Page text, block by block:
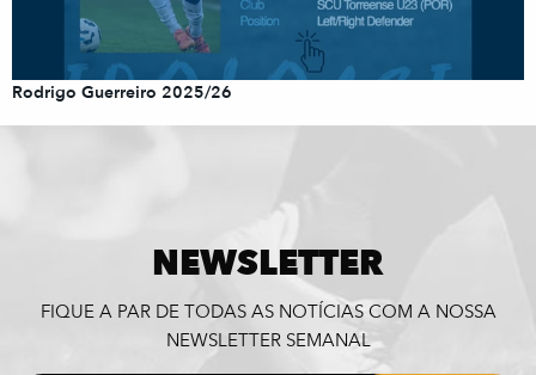
Rodrigo Guerreiro 2025/26
NEWSLETTER
FIQUE A PAR DE TODAS AS NOTÍCIAS COM A NOSSA
NEWSLETTER SEMANAL